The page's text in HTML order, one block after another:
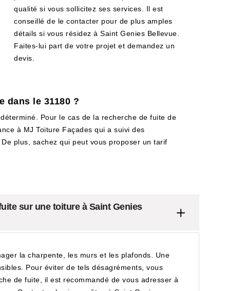
qualité si vous sollicitez ses services. Il est
conseillé de le contacter pour de plus amples
détails si vous résidez à Saint Genies Bellevue.
Faites-lui part de votre projet et demandez un
devis.
dans le 31180 ?
Pour le cas de la recherche de fuite de
à MJ Toiture Façades qui a suivi des
plus, sachez qui peut vous proposer un tarif
sur une toiture à Saint Genies
la charpente, les murs et les plafonds. Une
Pour éviter de tels désagréments, vous
de fuite, il est recommandé de vous adresser à